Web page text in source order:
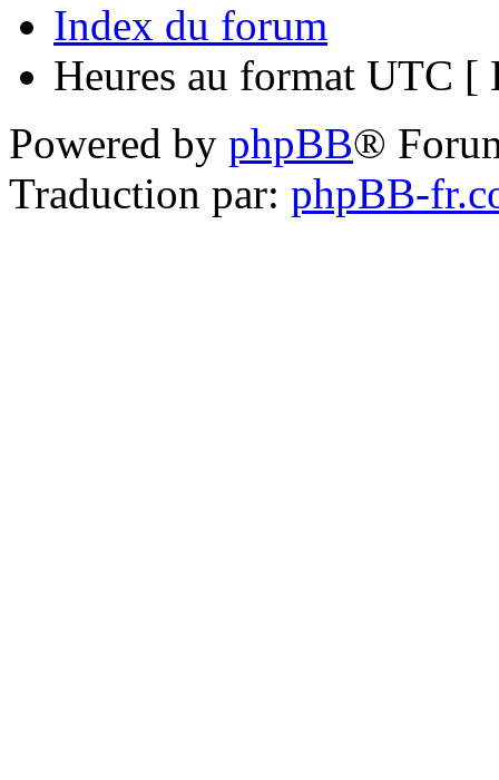
Index du forum
Heures au format UTC [
Powered by phpBB®
Traduction par: phpBB-